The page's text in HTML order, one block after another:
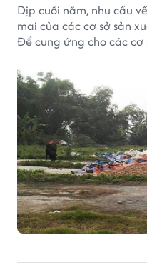
Dịp cuối năm, nhu cầu
mai của các cơ sở sản
Để cung ứng cho các